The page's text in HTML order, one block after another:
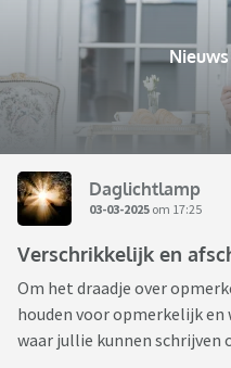
Daglichtlamp
03-03-2025 om 17:25
Verschrikkelijk en
Om het draadje over
houden voor opmerkelijk en
waar jullie kunnen schrijven